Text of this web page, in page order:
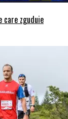
zguduie